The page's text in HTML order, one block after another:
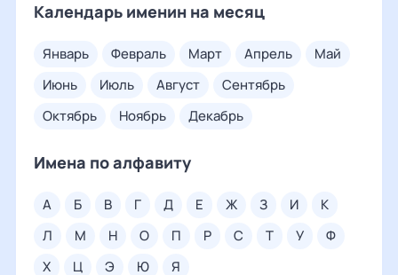
Календарь именин на месяц
январь февраль март апрель
май
июнь
июль август
сентябрь
октябрь
ноябрь декабрь
Имена по алфавиту
а б в г д е ж з и
к
л
м н о п р с т у
ф
х
ц э ю я